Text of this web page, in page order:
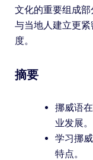
文化的重要组成
与当地人建立更
度。
摘要
挪威语
业发展。
学习挪
特点。